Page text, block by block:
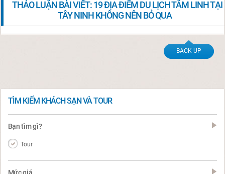
THẢO LUẬN BÀI VIẾT: 19 ĐỊA ĐIỂM DU LỊCH TÂM LINH TẠI
TÂY NINH KHÔNG NÊN BỎ QUA
BACK UP
TÌM KIẾM KHÁCH SẠN VÀ TOUR
Bạn tìm gì?
Tour
Mức giá